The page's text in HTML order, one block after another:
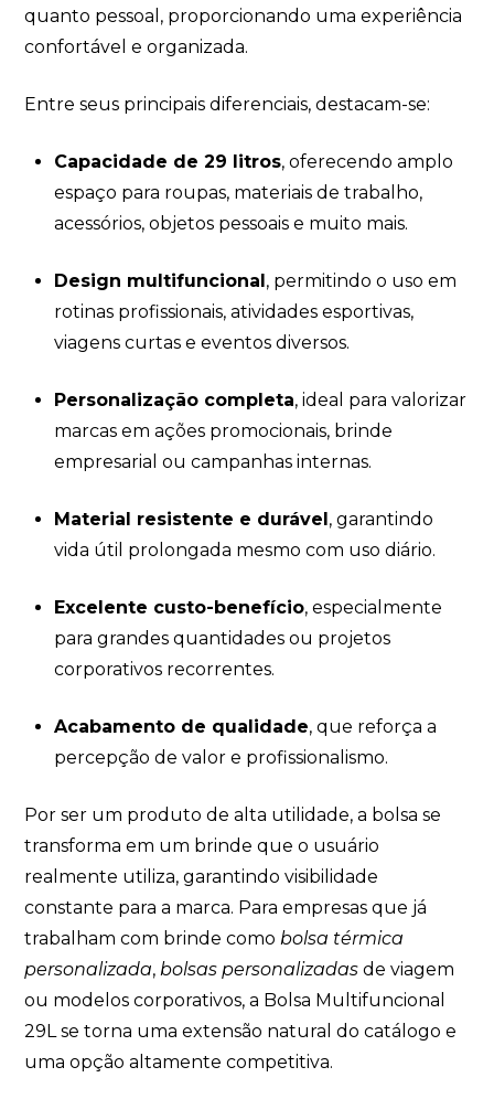
quanto pessoal, proporcionando uma experiência
confortável e organizada.
Entre seus principais diferenciais, destacam-se:
Capacidade de 29 litros, oferecendo amplo
espaço para roupas, materiais de trabalho,
acessórios, objetos pessoais e muito mais.
Design multifuncional, permitindo o uso em
rotinas profissionais, atividades esportivas,
viagens curtas e eventos diversos.
Personalização completa, ideal para valorizar
marcas em ações promocionais, brinde
empresarial ou campanhas internas.
Material resistente e durável, garantindo
vida útil prolongada mesmo com uso diário.
Excelente custo-benefício, especialmente
para grandes quantidades ou projetos
corporativos recorrentes.
Acabamento de qualidade, que reforça a
percepção de valor e profissionalismo.
Por ser um produto de alta utilidade, a bolsa se
transforma em um brinde que o usuário
realmente utiliza, garantindo visibilidade
constante para a marca. Para empresas que já
trabalham com brinde comobolsa térmica
personalizada,bolsas personalizadas de viagem
ou modelos corporativos, a Bolsa Multifuncional
29L se torna uma extensão natural do catálogo e
uma opção altamente competitiva.